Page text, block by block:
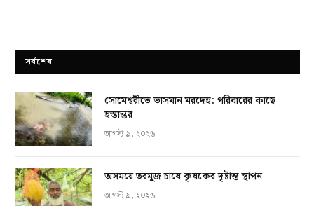
সর্বশেষ
সোমেশ্বরীতে ভাসমান মরদেহ: পরিবারের কাছে
হস্তান্তর
আগস্ট ৯, ২০২৬
অসময়ে তরমুজ চাষে কৃষকের দৃষ্টান্ত স্থাপন
আগস্ট ৯, ২০২৬